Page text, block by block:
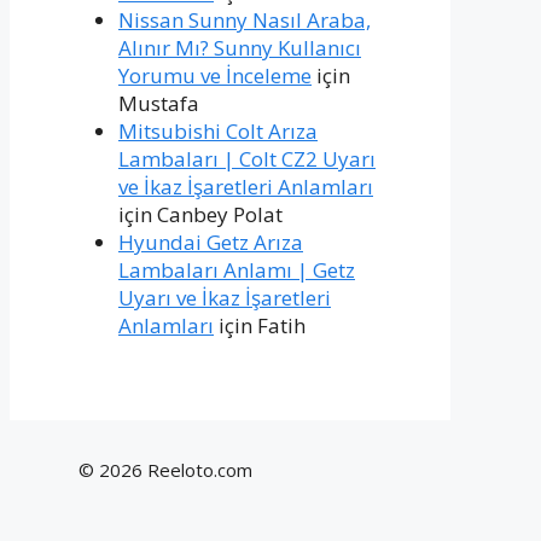
Nissan Sunny Nasıl Araba,
Alınır Mı? Sunny Kullanıcı
Yorumu ve İnceleme için
Mustafa
Mitsubishi Colt Arıza
Lambaları | Colt CZ2 Uyarı
ve İkaz İşaretleri Anlamları
içinCanbey Polat
Hyundai Getz Arıza
Lambaları Anlamı | Getz
Uyarı ve İkaz İşaretleri
Anlamları için Fatih
© 2026 Reeloto.com